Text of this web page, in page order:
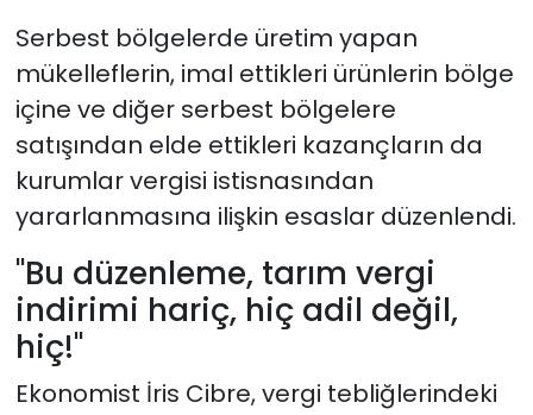
Serbest bölgelerde üretim yapan
mükelleflerin, imal ettikleri ürünlerin bölge
içine ve diğer serbest bölgelere
satışından elde ettikleri kazançların da
kurumlar vergisi istisnasından
yararlanmasına ilişkin esaslar düzenlendi.
"Bu düzenleme, tarım vergi
indirimi hariç, hiç adil değil,
hiç!"
Ekonomist İris Cibre, vergi tebliğlerindeki